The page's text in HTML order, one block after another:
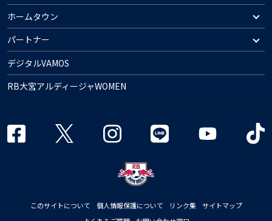
ホームタウン
パートナー
デジタルVAMOS
RB大宮アルディージャWOMEN
このサイトについて 個人情報保護について リンク集
サイトマップ